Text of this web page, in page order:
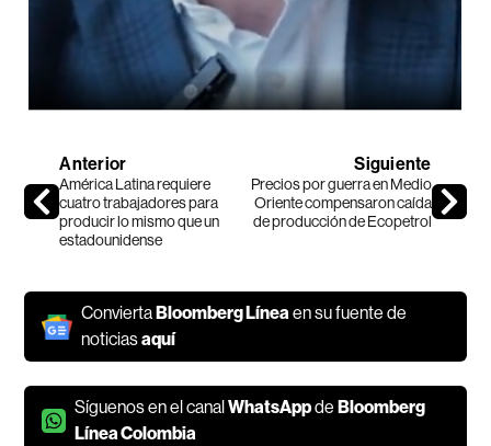
Anterior
América Latina requiere
cuatro trabajadores para
producir lo mismo que un
estadounidense
Siguiente
Precios por guerra en Medio
Oriente compensaron caída
de producción de Ecopetrol
Convierta Bloomberg Líneaen su fuente de
noticiasaquí
Síguenos en el canalWhatsAppde Bloomberg
Línea Colombia